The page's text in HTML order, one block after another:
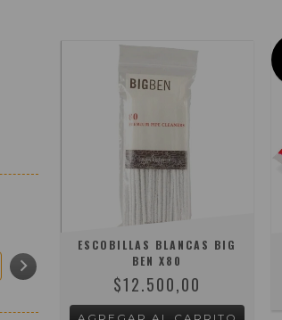
ESCOBILLAS BLANCAS BIG
BEN X80
$12.500,00